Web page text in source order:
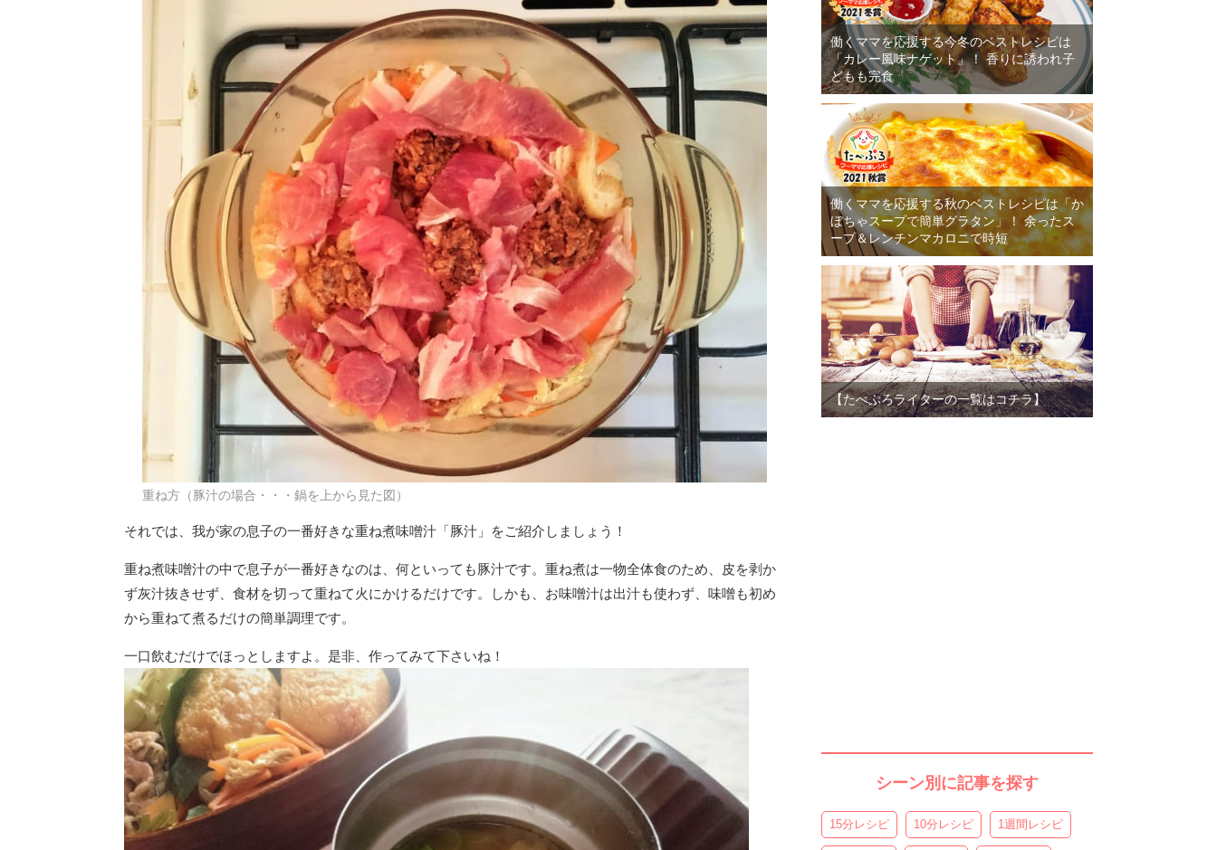
重ね方（豚汁の場合・・・鍋を上から見た図）
それでは、我が家の息子の一番好きな重ね煮味噌汁「豚汁」をご紹介しましょう！
重ね煮味噌汁の中で息子が一番好きなのは、何といっても豚汁です。重ね煮は一物全体食のため、皮を剥か
ず灰汁抜きせず、食材を切って重ねて火にかけるだけです。しかも、お味噌汁は出汁も使わず、味噌も初め
から重ねて煮るだけの簡単調理です。
一口飲むだけでほっとしますよ。是非、作ってみて下さいね！
働くママを応援する今冬のベストレシピは
「カレー風味ナゲット」！ 香りに誘われ子
どもも完食
働くママを応援する秋のベストレシピは「か
ぼちゃスープで簡単グラタン」！ 余ったス
ープ＆レンチンマカロニで時短
【たべぷろライターの一覧はコチラ】
シーン別に記事を探す
15分レシピ 10分レシピ 1週間レシピ